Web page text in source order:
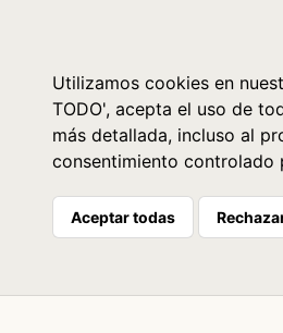
Utilizamos cookies en
TODO', acepta el uso de
más detallada, incluso al
consentimiento controlado
Aceptar todas